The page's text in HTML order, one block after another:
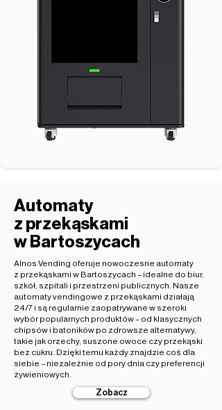
Automaty
z przekąskami
w Bartoszycach
Alnos Vending oferuje nowoczesne automaty
z przekąskami w Bartoszycach – idealne do biur,
szkół, szpitali i przestrzeni publicznych. Nasze
automaty vendingowe z przekąskami działają
24/7 i są regularnie zaopatrywane w szeroki
wybór popularnych produktów – od klasycznych
chipsów i batoników po zdrowsze alternatywy,
takie jak orzechy, suszone owoce czy przekąski
bez cukru. Dzięki temu każdy znajdzie coś dla
siebie – niezależnie od pory dnia czy preferencji
żywieniowych.
Zobacz